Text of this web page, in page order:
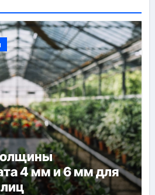
4 мм и 6 мм для